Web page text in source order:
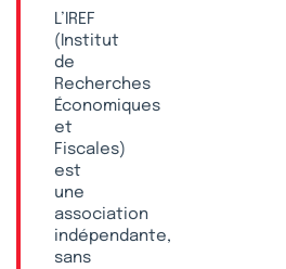
L’IREF
(Institut
de
Recherches
Économiques
et
Fiscales)
est
une
association
indépendante,
sans